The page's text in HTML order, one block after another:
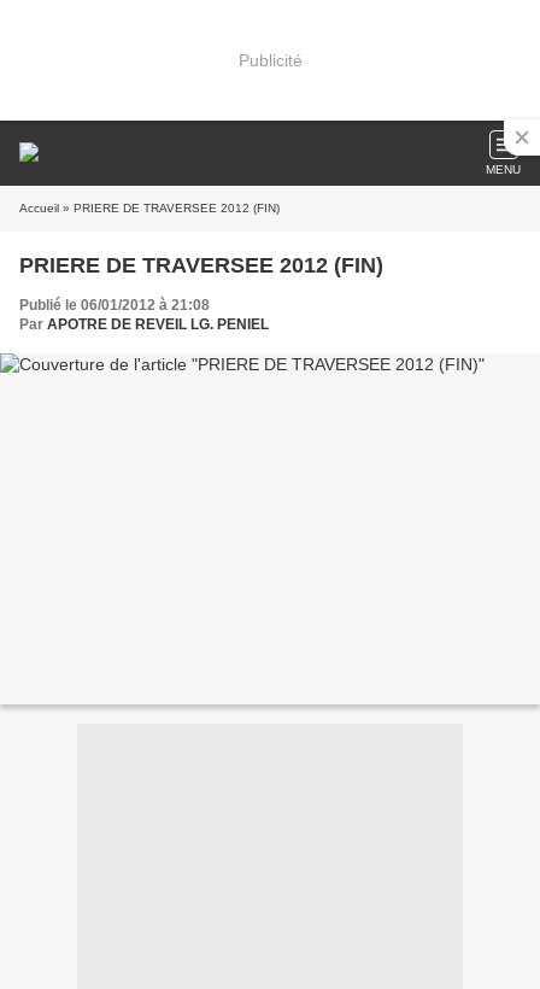
Publicité
MENU
Accueil » PRIERE DE TRAVERSEE 2012 (FIN)
PRIERE DE TRAVERSEE 2012 (FIN)
Publié le 06/01/2012 à 21:08
Par APOTRE DE REVEIL LG. PENIEL